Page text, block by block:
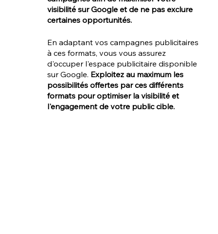
visibilité sur Google et de ne pas exclure
certaines opportunités.
En adaptant vos campagnes publicitaires
à ces formats, vous vous assurez
d'occuper l'espace publicitaire disponible
sur Google. Exploitez au maximum les
possibilités offertes par ces différents
formats pour optimiser la visibilité et
l'engagement de votre public cible.